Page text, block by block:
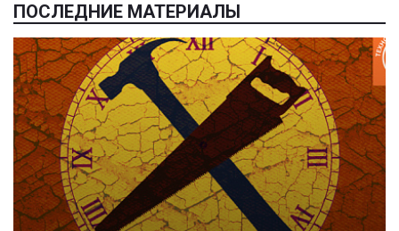
ПОСЛЕДНИЕ МАТЕРИАЛЫ